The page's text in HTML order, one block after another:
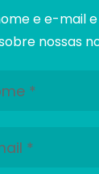
e e-mail
nossas